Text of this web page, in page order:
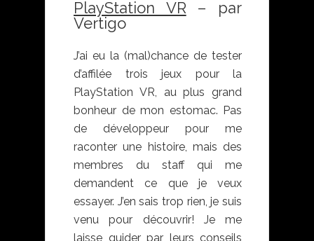
PlayStation VR – par
Vertigo
J’ai eu la (mal)chance de tester
d’affilée trois jeux pour la
PlayStation VR, au plus grand
bonheur de mon estomac. Pas
de développeur pour me
raconter une histoire, mais des
membres du staff qui me
demandent ce que je veux
essayer. J’en sais trop rien, je suis
venu pour découvrir! Je me
laisse guider par leurs conseils